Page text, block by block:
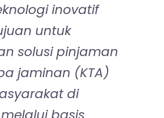
inovatif
untuk
solusi pinjaman
jaminan (KTA)
di